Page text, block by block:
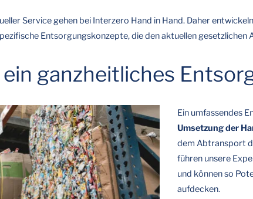
Service gehen bei Interzero Hand in Hand. Daher
Entsorgungskonzepte, die den aktuellen gesetzlichen
ganzheitliches
Ein umfassendes
Umsetzung der
dem Abtransport
führen unsere
und können so
aufdecken.